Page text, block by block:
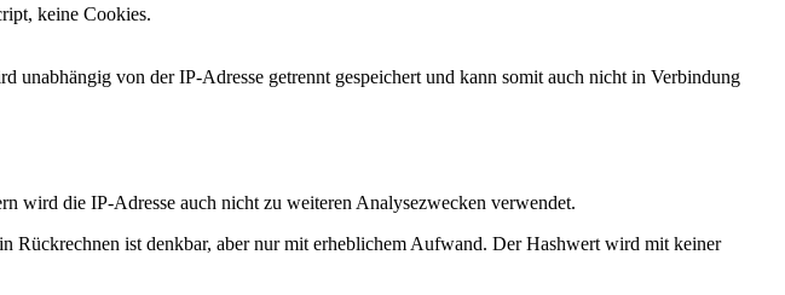
keine Cookies.
von der IP-Adresse getrennt gespeichert und kann somit auch nicht in Verbindung
wird die IP-Adresse auch nicht zu weiteren Analysezwecken verwendet.
Rückrechnen ist denkbar, aber nur mit erheblichem Aufwand. Der Hashwert wird mit keiner